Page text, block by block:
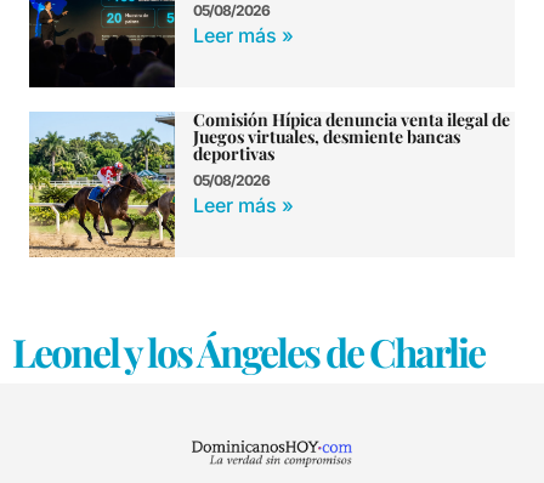
05/08/2026
Leer más »
Comisión Hípica denuncia venta ilegal de
Juegos virtuales, desmiente bancas
deportivas
05/08/2026
Leer más »
Leonel y los Ángeles de Charlie